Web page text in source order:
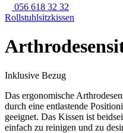
056 618 32 32
Rollstuhl­sitzkissen
Inklusive Bezug
Das ergonomische
durch eine entlastende
geeignet. Das Kissen ist
einfach zu reinigen und zu